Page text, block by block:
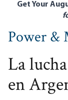
Get Your
Power &
La
en